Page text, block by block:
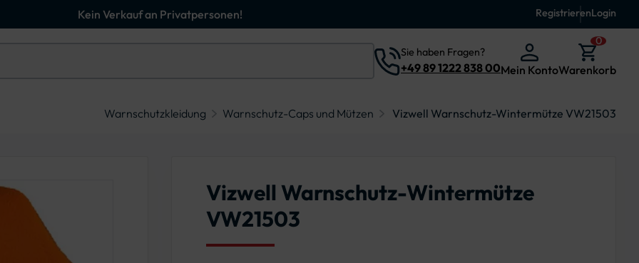
Kein Verkauf an Privatpersonen! RegistrierenLogin
Sie haben Fragen?
+49 89 1222 838 00Mein Konto
0
Warenkorb
Warnschutzkleidung Warnschutz-Caps und Mützen Vizwell Warnschutz-Wintermütze VW21503
Vizwell Warnschutz-Wintermütze
VW21503